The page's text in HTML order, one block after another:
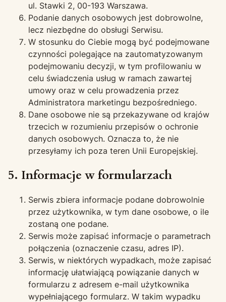
ul. Stawki 2, 00-193 Warszawa.
Podanie danych osobowych jest dobrowolne,
lecz niezbędne do obsługi Serwisu.
W stosunku do Ciebie mogą być podejmowane
czynności polegające na zautomatyzowanym
podejmowaniu decyzji, w tym profilowaniu w
celu świadczenia usług w ramach zawartej
umowy oraz w celu prowadzenia przez
Administratora marketingu bezpośredniego.
Dane osobowe nie są przekazywane od krajów
trzecich w rozumieniu przepisów o ochronie
danych osobowych. Oznacza to, że nie
przesyłamy ich poza teren Unii Europejskiej.
5. Informacje w formularzach
Serwis zbiera informacje podane dobrowolnie
przez użytkownika, w tym dane osobowe, o ile
zostaną one podane.
Serwis może zapisać informacje o parametrach
połączenia (oznaczenie czasu, adres IP).
Serwis, w niektórych wypadkach, może zapisać
informację ułatwiającą powiązanie danych w
formularzu z adresem e-mail użytkownika
wypełniającego formularz. W takim wypadku